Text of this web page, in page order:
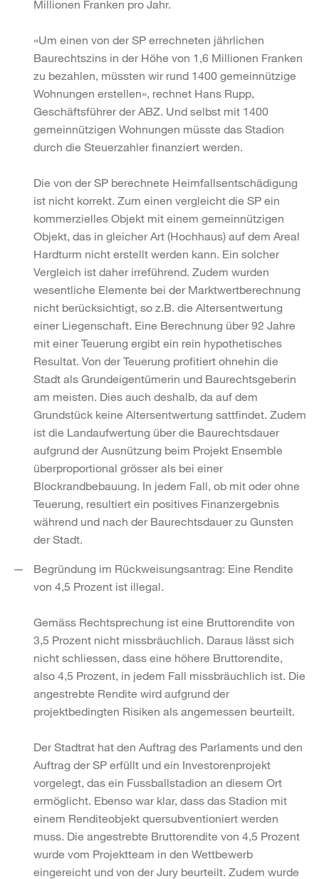
Millionen Franken pro Jahr.
«Um einen von der SP errechneten jährlichen
Baurechtszins in der Höhe von 1,6 Millionen Franken
zu bezahlen, müssten wir rund 1400 gemeinnützige
Wohnungen erstellen», rechnet Hans Rupp,
Geschäftsführer der ABZ. Und selbst mit 1400
gemeinnützigen Wohnungen müsste das Stadion
durch die Steuerzahler finanziert werden.
Die von der SP berechnete Heimfallsentschädigung
ist nicht korrekt. Zum einen vergleicht die SP ein
kommerzielles Objekt mit einem gemeinnützigen
Objekt, das in gleicher Art (Hochhaus) auf dem Areal
Hardturm nicht erstellt werden kann. Ein solcher
Vergleich ist daher irreführend. Zudem wurden
wesentliche Elemente bei der Marktwertberechnung
nicht berücksichtigt, so z.B. die Altersentwertung
einer Liegenschaft. Eine Berechnung über 92 Jahre
mit einer Teuerung ergibt ein rein hypothetisches
Resultat. Von der Teuerung profitiert ohnehin die
Stadt als Grundeigentümerin und Baurechtsgeberin
am meisten. Dies auch deshalb, da auf dem
Grundstück keine Altersentwertung sattfindet. Zudem
ist die Landaufwertung über die Baurechtsdauer
aufgrund der Ausnützung beim Projekt Ensemble
überproportional grösser als bei einer
Blockrandbebauung. In jedem Fall, ob mit oder ohne
Teuerung, resultiert ein positives Finanzergebnis
während und nach der Baurechtsdauer zu Gunsten
der Stadt.
Begründung im Rückweisungsantrag: Eine Rendite
von 4,5 Prozent ist illegal.
Gemäss Rechtsprechung ist eine Bruttorendite von
3,5 Prozent nicht missbräuchlich. Daraus lässt sich
nicht schliessen, dass eine höhere Bruttorendite,
also 4,5 Prozent, in jedem Fall missbräuchlich ist. Die
angestrebte Rendite wird aufgrund der
projektbedingten Risiken als angemessen beurteilt.
Der Stadtrat hat den Auftrag des Parlaments und den
Auftrag der SP erfüllt und ein Investorenprojekt
vorgelegt, das ein Fussballstadion an diesem Ort
ermöglicht. Ebenso war klar, dass das Stadion mit
einem Renditeobjekt quersubventioniert werden
muss. Die angestrebte Bruttorendite von 4,5 Prozent
wurde vom Projektteam in den Wettbewerb
eingereicht und von der Jury beurteilt. Zudem wurde